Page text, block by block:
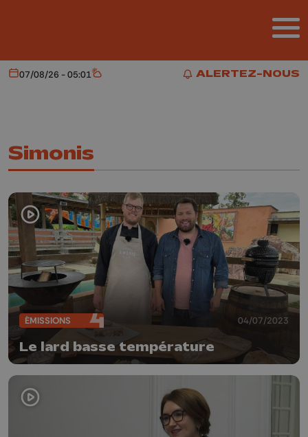
ALERTEZ-NOUS
ALERTEZ-NOUS
Aujourd'hui
07/08/26 - 05:01 Météo
Simonis
ÉMISSIONS 04/07/2023
Le lard basse température